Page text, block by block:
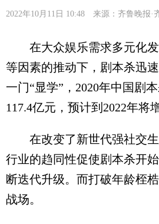
2022年10月11日 10:48 来源：齐鲁晚报·
在大众娱乐需求多元化发
等因素的推动下，剧本杀迅
一门“显学”，2020年中国剧
117.4亿元，预计到2022年将
在改变了新世代强社交生
行业的趋同性促使剧本杀开
断迭代升级。而打破年龄桎
战场。